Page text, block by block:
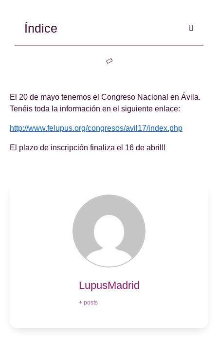
Índice
El 20 de mayo tenemos el Congreso Nacional en Ávila.
Tenéis toda la información en el siguiente enlace:
http://www.felupus.org/congresos/avil17/index.php
El plazo de inscripción finaliza el 16 de abril!!
LupusMadrid
+ posts